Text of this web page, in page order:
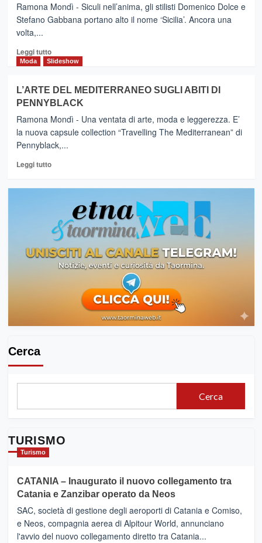
–
“Devotion”
Dolce
e
con
le
musiche
Morricone
Ramona Mondì - Siculi nell’anima, gli stilisti Domenico Dolce e
Stefano Gabbana portano alto il nome ‘Sicilia’. Ancora una
volta,...
Leggi tuttoLeggi
di
Dolce
&
Gabbana:
presentiamo
i
millennials.
Moda Slideshow
L’ARTE DEL MEDITERRANEO SUGLI ABITI DI
PENNYBLACK
Ramona Mondì - Una ventata di arte, moda e leggerezza. E’
la nuova capsule collection “Travelling The Mediterranean” di
Pennyblack,...
Leggi tuttoLeggi
DEL
MEDITERRANEO
SUGLI
ABITI
PENNYBLACK
Cerca
Cerca
TURISMO
Turismo
CATANIA – Inaugurato il nuovo collegamento tra
Catania e Zanzibar operato da Neos
SAC, società di gestione degli aeroporti di Catania e Comiso,
e Neos, compagnia aerea di Alpitour World, annunciano
l'avvio del nuovo collegamento diretto tra Catania...